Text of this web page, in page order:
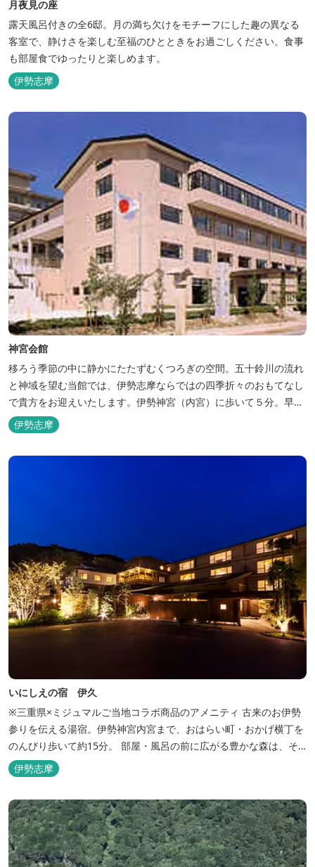
月夜見の座
露天風呂付きの全6邸。月の満ち欠けをモチーフにした趣の異なる
客室で、静けさを楽しむ至福のひとときをお過ごしください。食事
も部屋食でゆったりと楽しめます。
伊勢志摩
神宮会館
移ろう季節の中に静かにたたずむくつろぎの空間。五十鈴川の流れ
と神域を望む当館では、伊勢志摩ならではの四季折々のおもてなし
で貴方をお迎えいたします。伊勢神宮（内宮）に歩いて５分。早朝
参拝を体験できます。
伊勢志摩
いにしえの宿 伊久
※三重県×ミジュマルご当地コラボ商品のアメニティ 古来のお伊勢
参りを伝える湯宿。伊勢神宮内宮まで、おはらい町・おかげ横丁を
のんびり歩いて約15分。 部屋・風呂の前に広がる豊かな森は、そ
のまま内宮の森へと連なっています。 お伊勢さんとつながってい
る・・そんな気持ちになる宿です。 館内には2つの大浴場と趣の異
なる３つの貸切露天風呂を楽しめます。
伊勢志摩